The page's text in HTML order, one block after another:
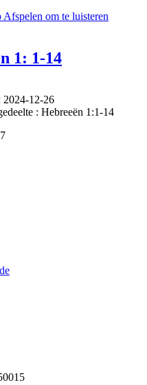
om te luisteren
1: 1-14
2024-12-26
: Hebreeën 1:1-14